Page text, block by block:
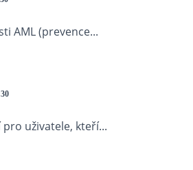
AML (prevence...
uživatele, kteří...